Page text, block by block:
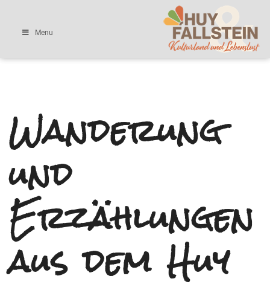
Menu
Wanderung
und
Erzählungen
aus dem Huy